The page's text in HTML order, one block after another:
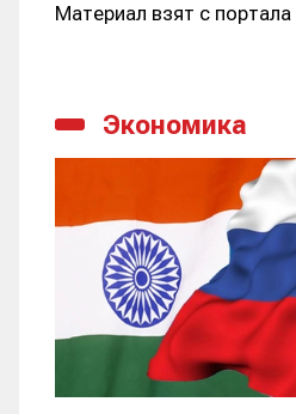
Материал взят с портала
Экономика